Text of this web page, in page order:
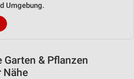
Umgebung.
& Pflanzen
Nähe